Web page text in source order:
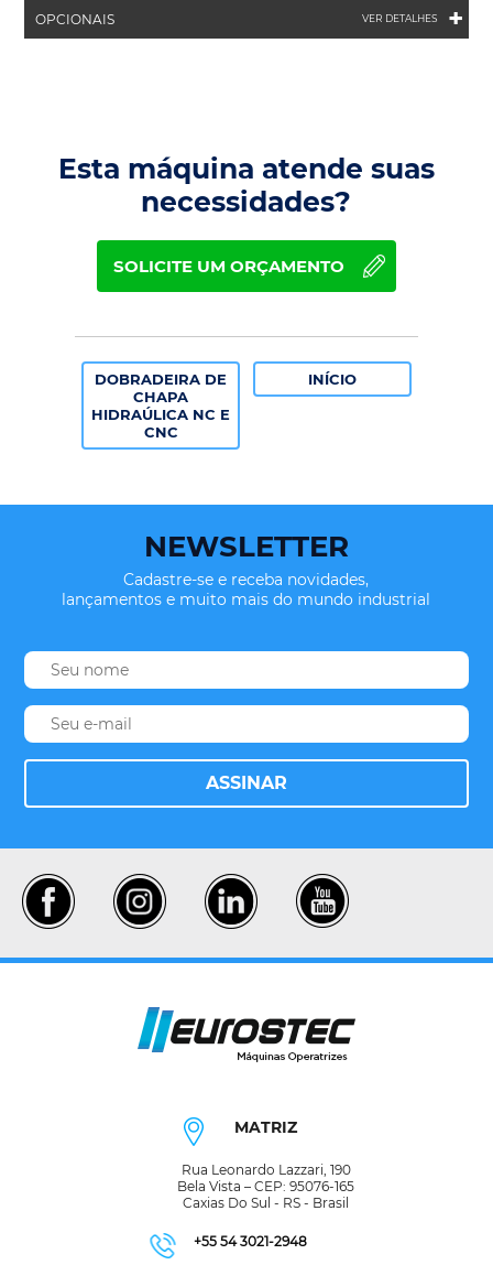
OPCIONAIS VER DETALHES +
Esta máquina atende suas
necessidades?
SOLICITE UM ORÇAMENTO
DOBRADEIRA DE
CHAPA
HIDRAÚLICA NC E
CNC
INÍCIO
NEWSLETTER
Cadastre-se e receba novidades,
lançamentos e muito mais do mundo industrial
ASSINAR
MATRIZ
Rua Leonardo Lazzari, 190
Bela Vista – CEP: 95076-165
Caxias Do Sul - RS - Brasil
+55 54 3021-2948